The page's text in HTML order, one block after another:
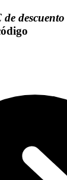
de descuento